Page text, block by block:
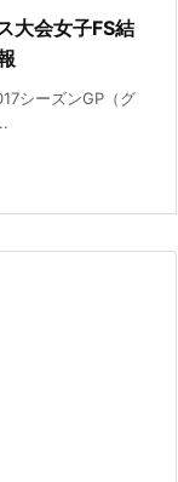
大会女子FS結
シーズンGP（グ